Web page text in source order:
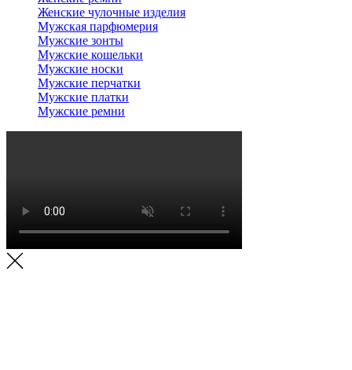
Женские чулочные изделия
Мужская парфюмерия
Мужские зонты
Мужские кошельки
Мужские носки
Мужские перчатки
Мужские платки
Мужские ремни